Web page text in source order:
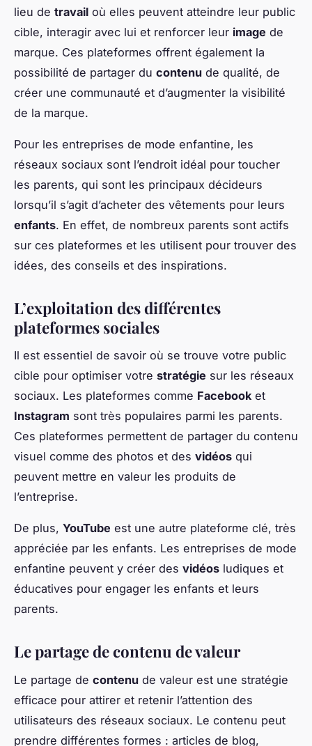
lieu de travail où elles peuvent atteindre leur public
cible, interagir avec lui et renforcer leur image de
marque. Ces plateformes offrent également la
possibilité de partager du contenu de qualité, de
créer une communauté et d’augmenter la visibilité
de la marque.
Pour les entreprises de mode enfantine, les
réseaux sociaux sont l’endroit idéal pour toucher
les parents, qui sont les principaux décideurs
lorsqu’il s’agit d’acheter des vêtements pour leurs
enfants. En effet, de nombreux parents sont actifs
sur ces plateformes et les utilisent pour trouver des
idées, des conseils et des inspirations.
L’exploitation des différentes
plateformes sociales
Il est essentiel de savoir où se trouve votre public
cible pour optimiser votre stratégie sur les réseaux
sociaux. Les plateformes comme Facebooket
Instagram sont très populaires parmi les parents.
Ces plateformes permettent de partager du contenu
visuel comme des photos et des vidéos qui
peuvent mettre en valeur les produits de
l’entreprise.
De plus, YouTube est une autre plateforme clé, très
appréciée par les enfants. Les entreprises de mode
enfantine peuvent y créer des vidéos ludiques et
éducatives pour engager les enfants et leurs
parents.
Le partage de contenu de valeur
Le partage de contenu de valeur est une stratégie
efficace pour attirer et retenir l’attention des
utilisateurs des réseaux sociaux. Le contenu peut
prendre différentes formes : articles de blog,